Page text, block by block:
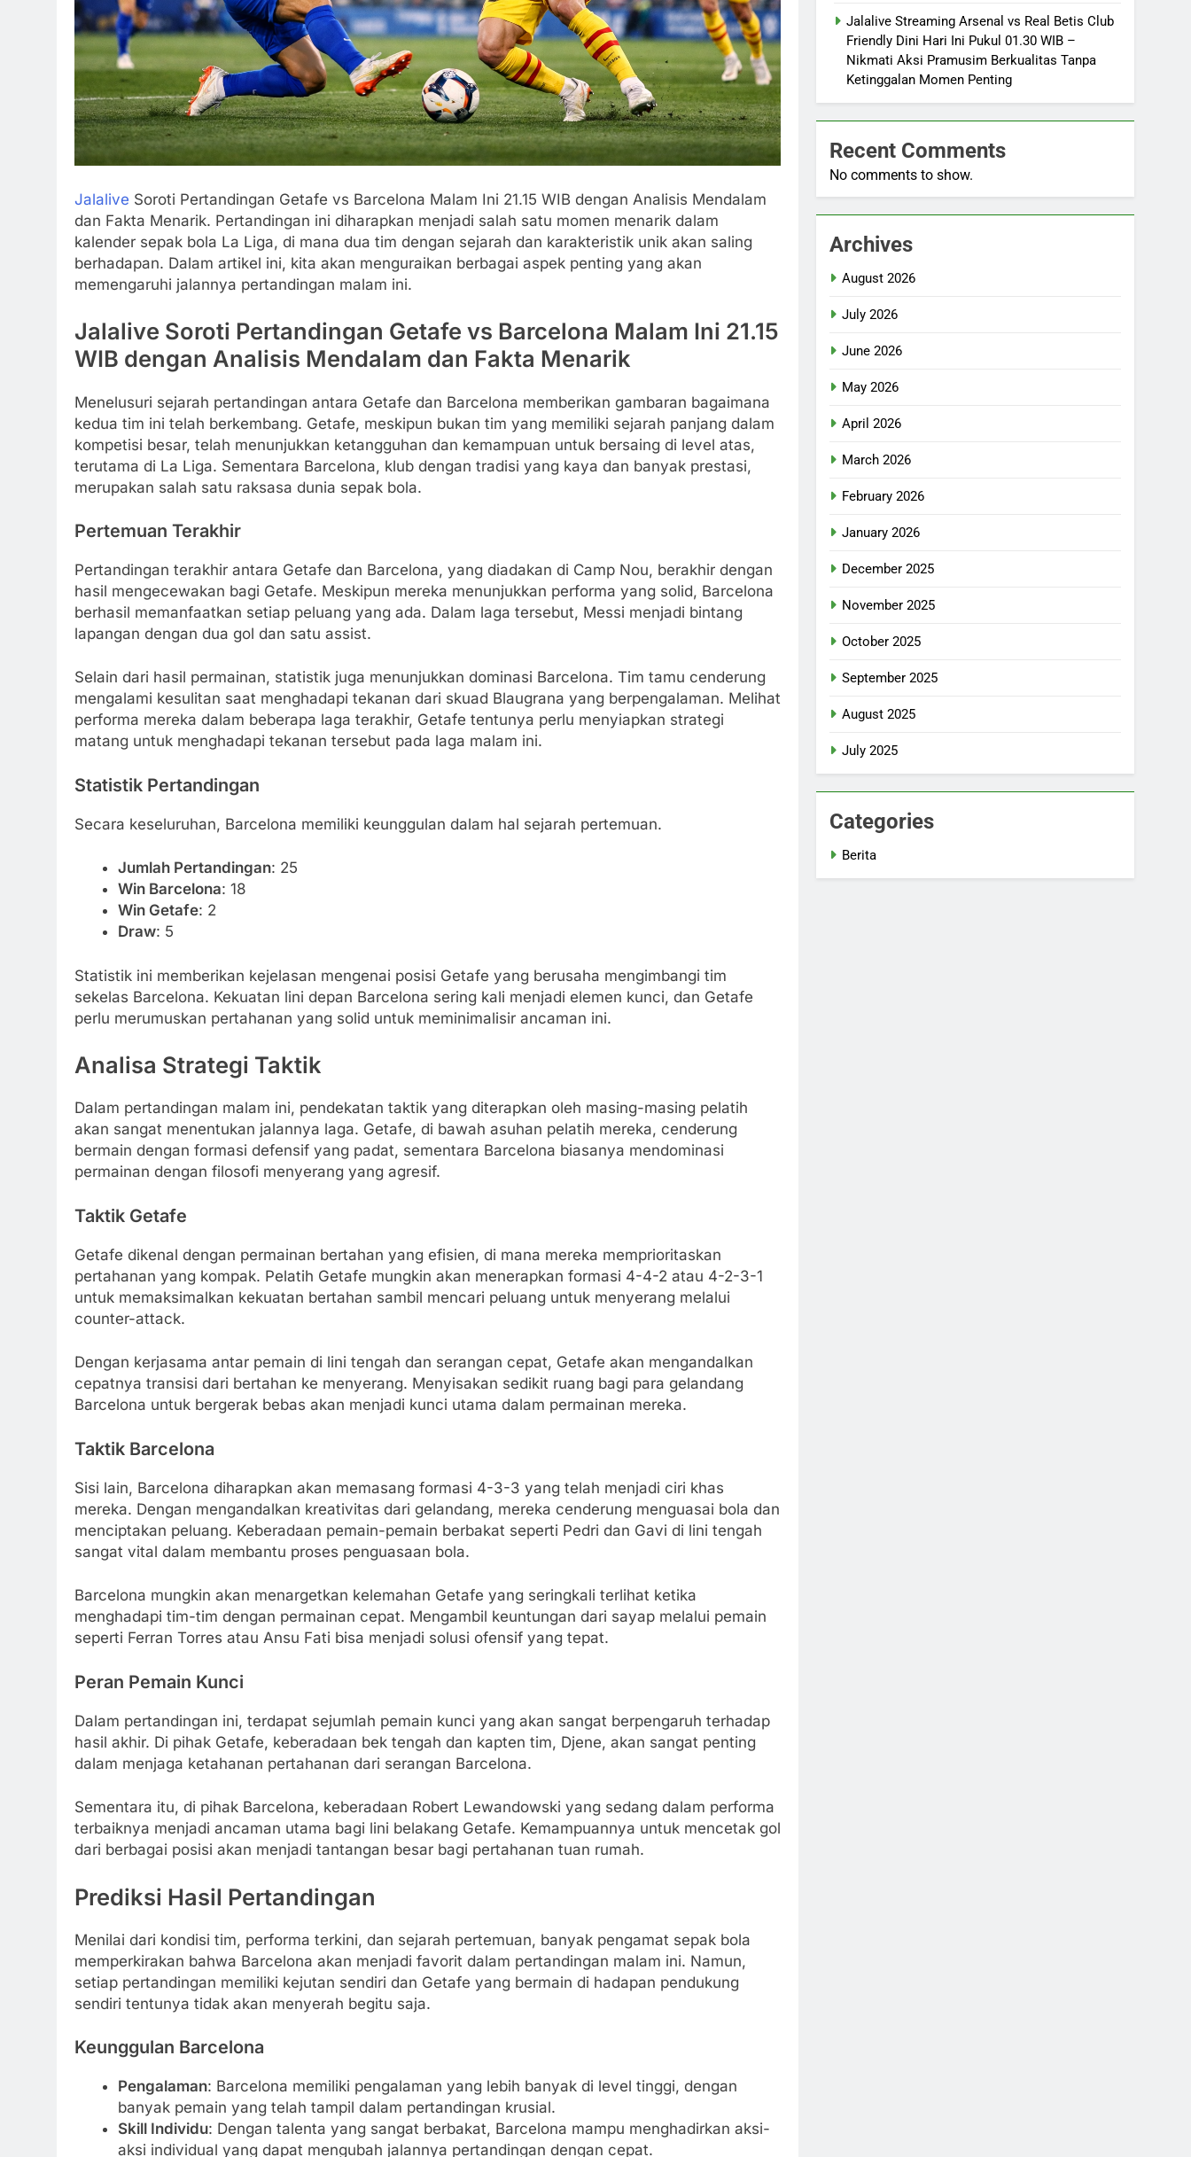
Jalalive Soroti Pertandingan Getafe vs Barcelona Malam Ini 21.15 WIB dengan Analisis Mendalam
dan Fakta Menarik. Pertandingan ini diharapkan menjadi salah satu momen menarik dalam
kalender sepak bola La Liga, di mana dua tim dengan sejarah dan karakteristik unik akan saling
berhadapan. Dalam artikel ini, kita akan menguraikan berbagai aspek penting yang akan
memengaruhi jalannya pertandingan malam ini.
Jalalive Soroti Pertandingan Getafe vs Barcelona Malam Ini 21.15
WIB dengan Analisis Mendalam dan Fakta Menarik
Menelusuri sejarah pertandingan antara Getafe dan Barcelona memberikan gambaran bagaimana
kedua tim ini telah berkembang. Getafe, meskipun bukan tim yang memiliki sejarah panjang dalam
kompetisi besar, telah menunjukkan ketangguhan dan kemampuan untuk bersaing di level atas,
terutama di La Liga. Sementara Barcelona, klub dengan tradisi yang kaya dan banyak prestasi,
merupakan salah satu raksasa dunia sepak bola.
Pertemuan Terakhir
Pertandingan terakhir antara Getafe dan Barcelona, yang diadakan di Camp Nou, berakhir dengan
hasil mengecewakan bagi Getafe. Meskipun mereka menunjukkan performa yang solid, Barcelona
berhasil memanfaatkan setiap peluang yang ada. Dalam laga tersebut, Messi menjadi bintang
lapangan dengan dua gol dan satu assist.
Selain dari hasil permainan, statistik juga menunjukkan dominasi Barcelona. Tim tamu cenderung
mengalami kesulitan saat menghadapi tekanan dari skuad Blaugrana yang berpengalaman. Melihat
performa mereka dalam beberapa laga terakhir, Getafe tentunya perlu menyiapkan strategi
matang untuk menghadapi tekanan tersebut pada laga malam ini.
Statistik Pertandingan
Secara keseluruhan, Barcelona memiliki keunggulan dalam hal sejarah pertemuan.
Jumlah Pertandingan: 25
Win Barcelona: 18
Win Getafe: 2
Draw: 5
Statistik ini memberikan kejelasan mengenai posisi Getafe yang berusaha mengimbangi tim
sekelas Barcelona. Kekuatan lini depan Barcelona sering kali menjadi elemen kunci, dan Getafe
perlu merumuskan pertahanan yang solid untuk meminimalisir ancaman ini.
Analisa Strategi Taktik
Dalam pertandingan malam ini, pendekatan taktik yang diterapkan oleh masing-masing pelatih
akan sangat menentukan jalannya laga. Getafe, di bawah asuhan pelatih mereka, cenderung
bermain dengan formasi defensif yang padat, sementara Barcelona biasanya mendominasi
permainan dengan filosofi menyerang yang agresif.
Taktik Getafe
Getafe dikenal dengan permainan bertahan yang efisien, di mana mereka memprioritaskan
pertahanan yang kompak. Pelatih Getafe mungkin akan menerapkan formasi 4-4-2 atau 4-2-3-1
untuk memaksimalkan kekuatan bertahan sambil mencari peluang untuk menyerang melalui
counter-attack.
Dengan kerjasama antar pemain di lini tengah dan serangan cepat, Getafe akan mengandalkan
cepatnya transisi dari bertahan ke menyerang. Menyisakan sedikit ruang bagi para gelandang
Barcelona untuk bergerak bebas akan menjadi kunci utama dalam permainan mereka.
Taktik Barcelona
Sisi lain, Barcelona diharapkan akan memasang formasi 4-3-3 yang telah menjadi ciri khas
mereka. Dengan mengandalkan kreativitas dari gelandang, mereka cenderung menguasai bola dan
menciptakan peluang. Keberadaan pemain-pemain berbakat seperti Pedri dan Gavi di lini tengah
sangat vital dalam membantu proses penguasaan bola.
Barcelona mungkin akan menargetkan kelemahan Getafe yang seringkali terlihat ketika
menghadapi tim-tim dengan permainan cepat. Mengambil keuntungan dari sayap melalui pemain
seperti Ferran Torres atau Ansu Fati bisa menjadi solusi ofensif yang tepat.
Peran Pemain Kunci
Dalam pertandingan ini, terdapat sejumlah pemain kunci yang akan sangat berpengaruh terhadap
hasil akhir. Di pihak Getafe, keberadaan bek tengah dan kapten tim, Djene, akan sangat penting
dalam menjaga ketahanan pertahanan dari serangan Barcelona.
Sementara itu, di pihak Barcelona, keberadaan Robert Lewandowski yang sedang dalam performa
terbaiknya menjadi ancaman utama bagi lini belakang Getafe. Kemampuannya untuk mencetak gol
dari berbagai posisi akan menjadi tantangan besar bagi pertahanan tuan rumah.
Prediksi Hasil Pertandingan
Menilai dari kondisi tim, performa terkini, dan sejarah pertemuan, banyak pengamat sepak bola
memperkirakan bahwa Barcelona akan menjadi favorit dalam pertandingan malam ini. Namun,
setiap pertandingan memiliki kejutan sendiri dan Getafe yang bermain di hadapan pendukung
sendiri tentunya tidak akan menyerah begitu saja.
Keunggulan Barcelona
Pengalaman: Barcelona memiliki pengalaman yang lebih banyak di level tinggi, dengan
banyak pemain yang telah tampil dalam pertandingan krusial.
Skill Individu: Dengan talenta yang sangat berbakat, Barcelona mampu menghadirkan aksi-
aksi individual yang dapat mengubah jalannya pertandingan dengan cepat.
Jalalive Streaming Arsenal vs Real Betis Club
Friendly Dini Hari Ini Pukul 01.30 WIB –
Nikmati Aksi Pramusim Berkualitas Tanpa
Ketinggalan Momen Penting
Recent Comments
No comments to show.
Archives
August 2026
July 2026
June 2026
May 2026
April 2026
March 2026
February 2026
January 2026
December 2025
November 2025
October 2025
September 2025
August 2025
July 2025
Categories
Berita